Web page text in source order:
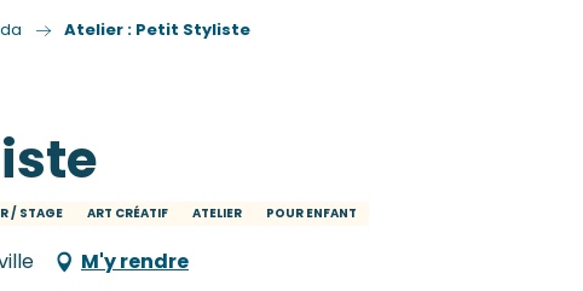
Atelier : Petit Styliste
/ STAGE ART CRÉATIF ATELIER POUR ENFANT
M'y rendre